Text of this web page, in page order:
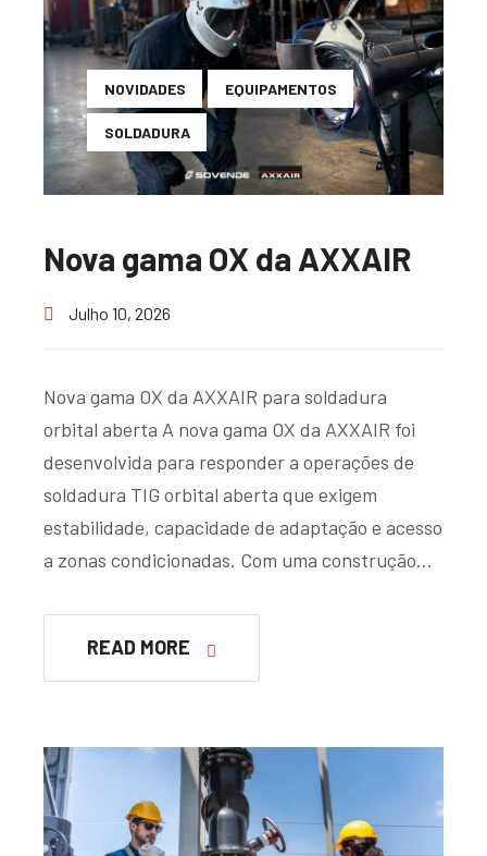
NOVIDADES EQUIPAMENTOS
SOLDADURA
Nova gama OX da AXXAIR
Julho 10, 2026
Nova gama OX da AXXAIR para soldadura
orbital aberta A nova gama OX da AXXAIR foi
desenvolvida para responder a operações de
soldadura TIG orbital aberta que exigem
estabilidade, capacidade de adaptação e acesso
a zonas condicionadas. Com uma construção…
READ MORE